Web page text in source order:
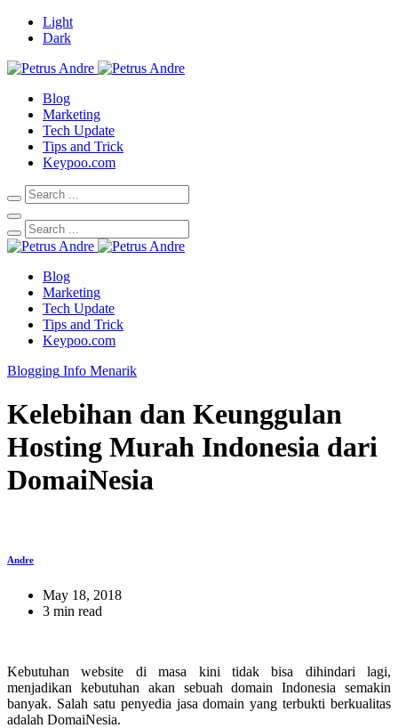
Light
Dark
Blog
Marketing
Tech Update
Tips and Trick
Keypoo.com
Blog
Marketing
Tech Update
Tips and Trick
Keypoo.com
Blogging Info Menarik
Kelebihan dan Keunggulan
Hosting Murah Indonesia dari
DomaiNesia
Andre
May 18, 2018
3 min read
Kebutuhan website di masa kini tidak bisa dihindari lagi,
menjadikan kebutuhan akan sebuah domain Indonesia semakin
banyak. Salah satu penyedia jasa domain yang terbukti berkualitas
adalah DomaiNesia.